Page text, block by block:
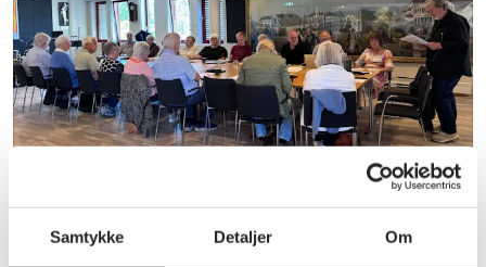
Samtykke Detaljer Om
Ledermøte 18. juni 2026